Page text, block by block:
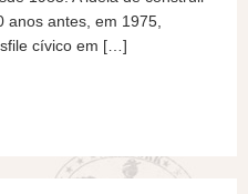
antes, em 1975,
cívico em […]